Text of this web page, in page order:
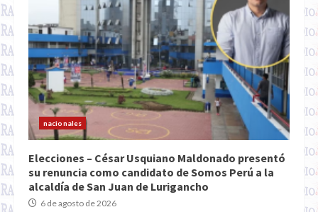
nacionales
Elecciones – César Usquiano Maldonado presentó
su renuncia como candidato de Somos Perú a la
alcaldía de San Juan de Lurigancho
6 de agosto de 2026